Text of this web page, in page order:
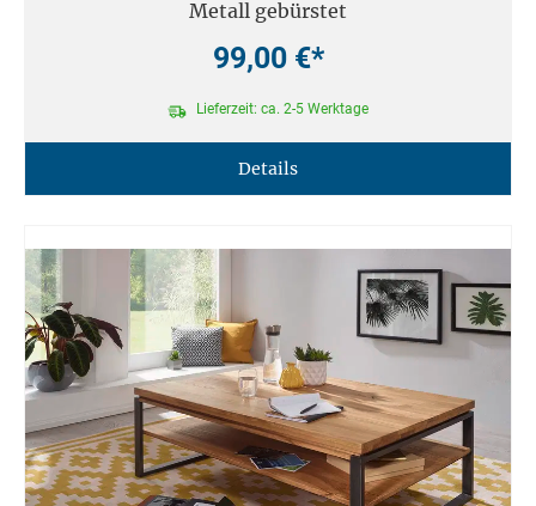
Metall gebürstet
99,00 €*
Lieferzeit: ca. 2-5 Werktage
Details